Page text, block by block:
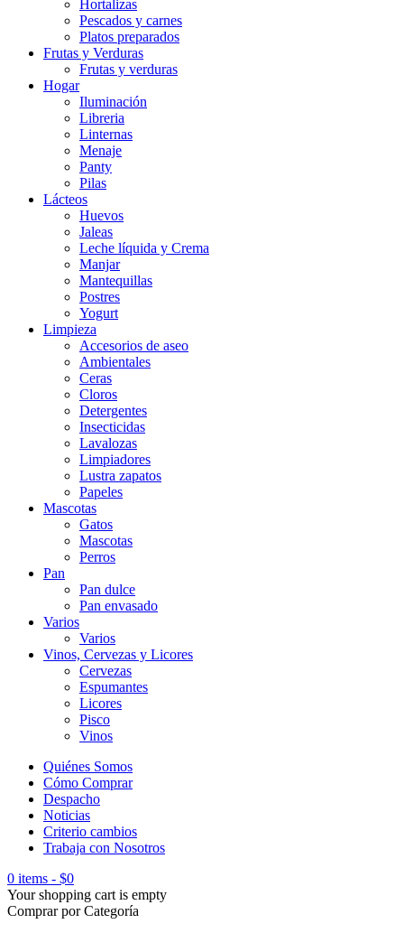
Hortalizas
Pescados y carnes
Platos preparados
Frutas y Verduras
Frutas y verduras
Hogar
Iluminación
Libreria
Linternas
Menaje
Panty
Pilas
Lácteos
Huevos
Jaleas
Leche líquida y Crema
Manjar
Mantequillas
Postres
Yogurt
Limpieza
Accesorios de aseo
Ambientales
Ceras
Cloros
Detergentes
Insecticidas
Lavalozas
Limpiadores
Lustra zapatos
Papeles
Mascotas
Gatos
Mascotas
Perros
Pan
Pan dulce
Pan envasado
Varios
Varios
Vinos, Cervezas y Licores
Cervezas
Espumantes
Licores
Pisco
Vinos
Quiénes Somos
Cómo Comprar
Despacho
Noticias
Criterio cambios
Trabaja con Nosotros
0 items - $0
Your shopping cart is empty
Comprar por Categoría